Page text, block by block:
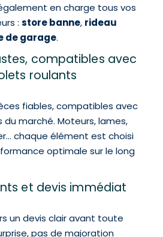
en charge tous vos
:store banne, rideau
de garage.
compatibles avec
roulants
fiables, compatibles avec
marché. Moteurs, lames,
chaque élément est choisi
optimale sur le long
et devis immédiat
un devis clair avant toute
pas de majoration